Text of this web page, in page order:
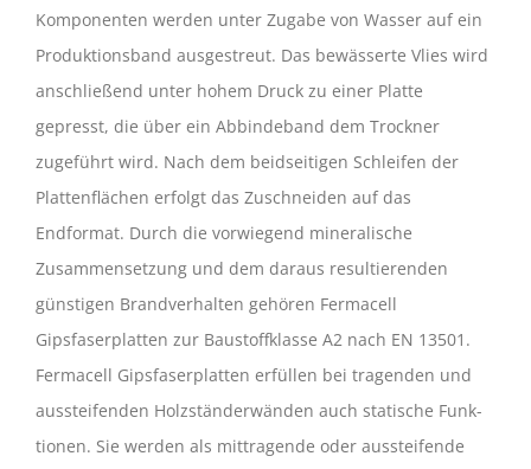
Komponenten werden unter Zugabe von Wasser auf ein
Produktionsband ausgestreut. Das bewässerte Vlies wird
anschließend unter hohem Druck zu einer Platte
gepresst, die über ein Abbindeband dem Trockner
zugeführt wird. Nach dem beidseitigen Schleifen der
Plattenflächen erfolgt das Zuschneiden auf das
Endformat. Durch die vorwiegend mineralische
Zusammensetzung und dem daraus resultierenden
günstigen Brandverhalten gehören Fermacell
Gipsfaserplatten zur Baustoffklasse A2 nach EN 13501.
Fermacell Gipsfaserplatten erfüllen bei tragenden und
aussteifenden Holzständerwänden auch statische Funk­
tionen. Sie werden als mittragende oder aussteifende